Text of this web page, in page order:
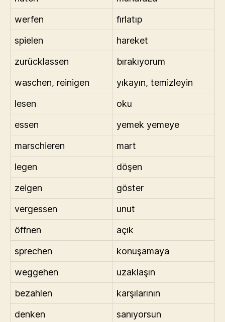
werfen
fırlatıp
spielen
hareket
zurücklassen
bırakıyorum
waschen, reinigen
yıkayın, temizleyin
lesen
oku
essen
yemek yemeye
marschieren
mart
legen
döşen
zeigen
göster
vergessen
unut
öffnen
açık
sprechen
konuşamaya
weggehen
uzaklaşın
bezahlen
karşılarının
denken
sanıyorsun